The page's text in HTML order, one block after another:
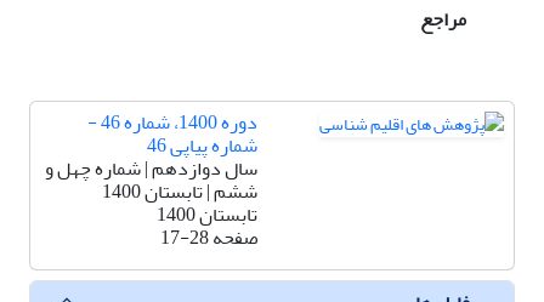
مراجع
دوره 1400، شماره 46 -
شماره پیاپی 46
سال دوازدهم | شماره چهل و
ششم | تابستان 1400
تابستان 1400
صفحه17-28